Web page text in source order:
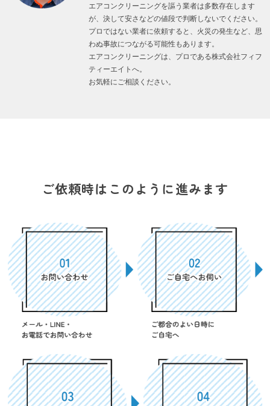
エアコンクリーニングを謳う業者は多数存在します
が、決して安さなどの値段で判断しないでください。
プロではない業者に依頼すると、火災の発生など、思
わぬ事故につながる可能性もあります。
エアコンクリーニングは、プロである株式会社フィフ
ティーエイトへ。
お気軽にご相談ください。
ご依頼時はこのように進みます